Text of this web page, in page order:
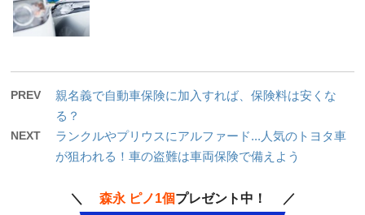
PREV
親名義で自動車保険に加入すれば、保険料は安くな
る？
NEXT
ランクルやプリウスにアルファード...人気のトヨタ車
が狙われる！車の盗難は車両保険で備えよう
＼ 森永 ピノ1個プレゼント中！ ／